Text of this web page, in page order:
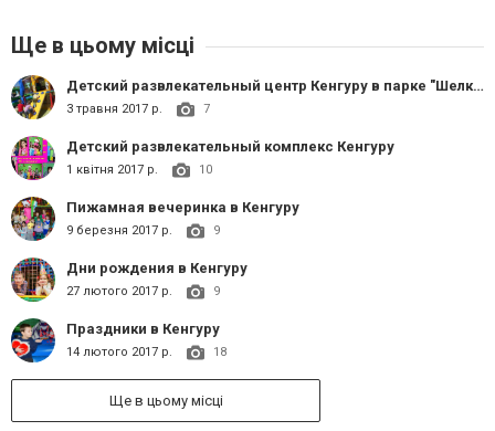
Ще в цьому місці
Детский развлекательный центр Кенгуру в парке "Шелковичном"
3 травня 2017 р. 7
Детский развлекательный комплекс Кенгуру
1 квітня 2017 р. 10
Пижамная вечеринка в Кенгуру
9 березня 2017 р. 9
Дни рождения в Кенгуру
27 лютого 2017 р. 9
Праздники в Кенгуру
14 лютого 2017 р. 18
Ще в цьому місці